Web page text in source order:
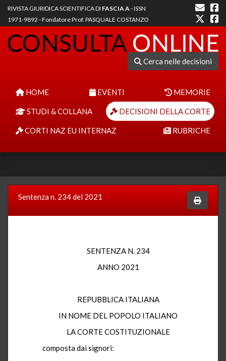
RIVISTA GIURIDICA SCIENTIFICA DI FASCIA A- ISSN
1971-9892 - Fondatore Prof. PASQUALE COSTANZO
Cerca nelle decisioni
HOME EVENTI MEMORIE
STUDI & COLLANA DECISIONI DELLA CORTE
CORTI NAZ EU INTERNAZ RUBRICHE
Sentenza n. 234 del 2021
SENTENZA N. 234
ANNO 2021
REPUBBLICA ITALIANA
IN NOME DEL POPOLO ITALIANO
LA CORTE COSTITUZIONALE
composta dai signori: